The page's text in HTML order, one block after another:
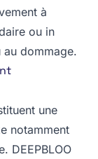
à
ou in
dommage.
une
notamment
DEEPBLOO